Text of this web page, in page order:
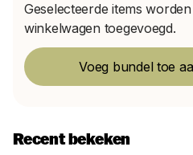
Geselecteerde items
winkelwagen toegevoegd.
Voeg bundel toe
Recent bekeken